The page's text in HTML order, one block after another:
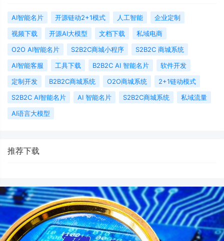
AI智能名片 开源链动2+1模式 人工智能
企业定制
视频下载
开源AI大模型 文档下载
私域电商
O2O AI智能名片
S2B2C商城小程序
S2B2C 商城系统
AI智能客服
工具下载 B2B2C AI 智能名片
软件开发
定制开发
B2B2C商城系统 O2O商城系统
2+1链动模式
S2B2C AI智能名片
AI 智能名片 S2B2C商城系统
私域流量
AI语言大模型
推荐下载